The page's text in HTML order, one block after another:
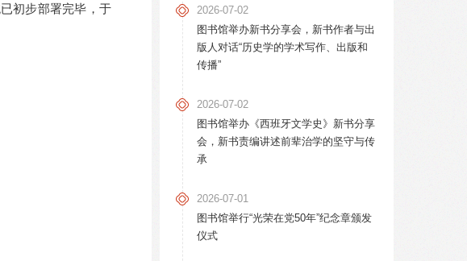
2026-07-02
图书馆举办新书分享会，新书作者与出
版人对话“历史学的学术写作、出版和
传播”
2026-07-02
图书馆举办《西班牙文学史》新书分享
会，新书责编讲述前辈治学的坚守与传
承
2026-07-01
图书馆举行“光荣在党50年”纪念章颁发
仪式
初步部署完毕，于